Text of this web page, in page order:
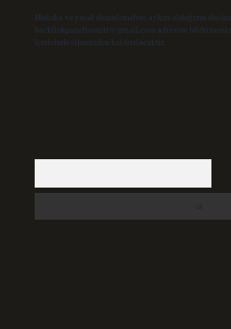
Hukuka ve yasal düzenlemelere aykırı olduğunu
backlinkpanelicomtr@gmail.com adresine
içerisinde sitemizden kaldırılacaktır.